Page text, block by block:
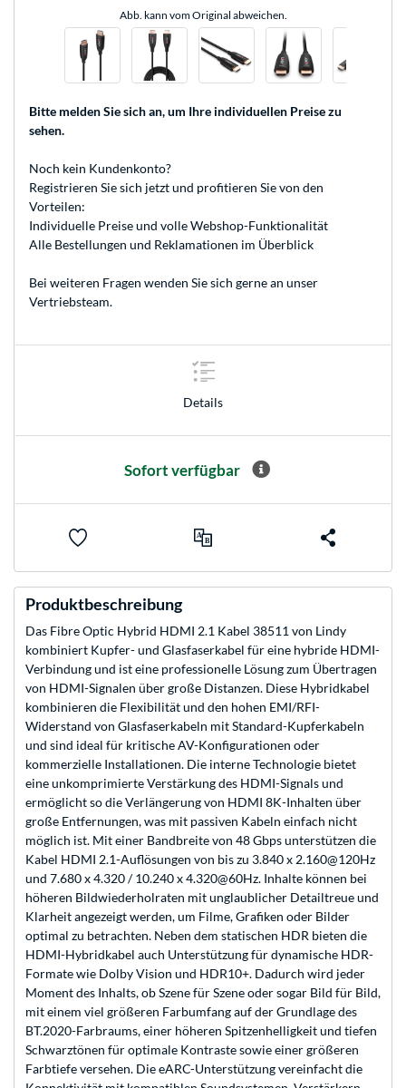
Abb. kann vom Original abweichen.
Bitte melden Sie sich an, um Ihre individuellen Preise zu
sehen.
Noch kein Kundenkonto?
Registrieren Sie sich jetzt und profitieren Sie von den
Vorteilen:
Individuelle Preise und volle Webshop-Funktionalität
Alle Bestellungen und Reklamationen im Überblick
Bei weiteren Fragen wenden Sie sich gerne an unser
Vertriebsteam.
Details
Sofort verfügbar
Produktbeschreibung
Das Fibre Optic Hybrid HDMI 2.1 Kabel 38511 von Lindy
kombiniert Kupfer- und Glasfaserkabel für eine hybride HDMI-
Verbindung und ist eine professionelle Lösung zum Übertragen
von HDMI-Signalen über große Distanzen. Diese Hybridkabel
kombinieren die Flexibilität und den hohen EMI/RFI-
Widerstand von Glasfaserkabeln mit Standard-Kupferkabeln
und sind ideal für kritische AV-Konfigurationen oder
kommerzielle Installationen. Die interne Technologie bietet
eine unkomprimierte Verstärkung des HDMI-Signals und
ermöglicht so die Verlängerung von HDMI 8K-Inhalten über
große Entfernungen, was mit passiven Kabeln einfach nicht
möglich ist. Mit einer Bandbreite von 48 Gbps unterstützen die
Kabel HDMI 2.1-Auflösungen von bis zu 3.840 x 2.160@120Hz
und 7.680 x 4.320 / 10.240 x 4.320@60Hz. Inhalte können bei
höheren Bildwiederholraten mit unglaublicher Detailtreue und
Klarheit angezeigt werden, um Filme, Grafiken oder Bilder
optimal zu betrachten. Neben dem statischen HDR bieten die
HDMI-Hybridkabel auch Unterstützung für dynamische HDR-
Formate wie Dolby Vision und HDR10+. Dadurch wird jeder
Moment des Inhalts, ob Szene für Szene oder sogar Bild für Bild,
mit einem viel größeren Farbumfang auf der Grundlage des
BT.2020-Farbraums, einer höheren Spitzenhelligkeit und tiefen
Schwarztönen für optimale Kontraste sowie einer größeren
Farbtiefe versehen. Die eARC-Unterstützung vereinfacht die